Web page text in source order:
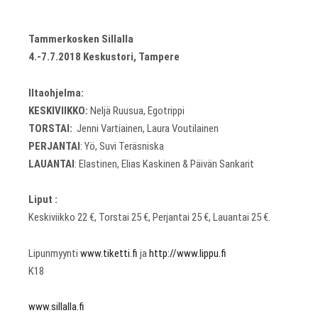
Tammerkosken Sillalla
4.-7.7.2018 Keskustori, Tampere
Iltaohjelma:
KESKIVIIKKO: Neljä Ruusua, Egotrippi
TORSTAI: Jenni Vartiainen, Laura Voutilainen
PERJANTAI: Yö, Suvi Teräsniska
LAUANTAI: Elastinen, Elias Kaskinen & Päivän Sankarit
Liput :
Keskiviikko 22 €, Torstai 25 €, Perjantai 25 €, Lauantai 25 €.
Lipunmyynti www.tiketti.fi jahttp://www.lippu.fi
K18
www.sillalla.fi